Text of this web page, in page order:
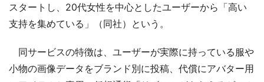
スタートし、20代女性を中心としたユーザーから「高い
支持を集めている」（同社）という。
同サービスの特徴は、ユーザーが実際に持っている服や
小物の画像データをブランド別に投稿、代償にアバター用